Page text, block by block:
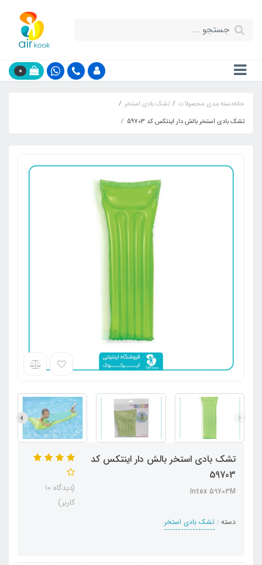
0
خانهدسته بندی محصولات
تشک بادی استخر
تشک بادی استخر بالش دار اینتکس کد 59703
تشک بادی استخر بالش دار اینتکس کد
59703
Intex 59703M
دسته : تشک بادی استخر
(دیدگاه 10
کاربر)